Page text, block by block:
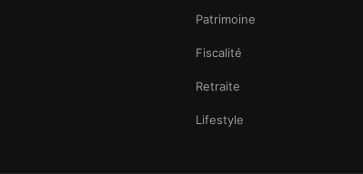
Patrimoine
Fiscalité
Retraite
Lifestyle